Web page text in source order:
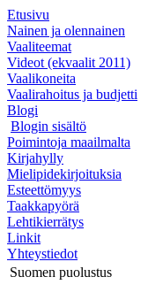
Etusivu
Nainen ja olennainen
Vaaliteemat
Videot (ekvaalit 2011)
Vaalikoneita
Vaalirahoitus ja budjetti
Blogi
Blogin sisältö
Poimintoja maailmalta
Kirjahylly
Mielipidekirjoituksia
Esteettömyys
Taakkapyörä
Lehtikierrätys
Linkit
Yhteystiedot
Suomen puolustus